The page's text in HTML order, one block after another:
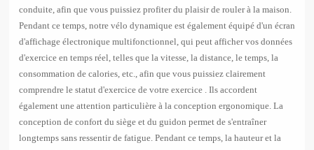
conduite, afin que vous puissiez profiter du plaisir de rouler à la maison.
Pendant ce temps, notre vélo dynamique est également équipé d'un écran
d'affichage électronique multifonctionnel, qui peut afficher vos données
d'exercice en temps réel, telles que la vitesse, la distance, le temps, la
consommation de calories, etc., afin que vous puissiez clairement
comprendre le statut d'exercice de votre exercice . Ils accordent
également une attention particulière à la conception ergonomique. La
conception de confort du siège et du guidon permet de s'entraîner
longtemps sans ressentir de fatigue. Pendant ce temps, la hauteur et la